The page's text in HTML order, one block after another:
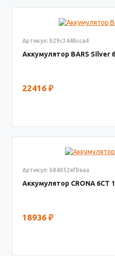
Артикул: b29c3448cca4
Аккумулятор BARS Silver
22416 ₽
Артикул: b84052ef8eaa
Аккумулятор CRONA 6СТ
18936 ₽